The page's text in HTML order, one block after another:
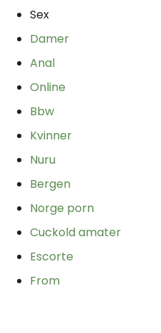
Sex
Damer
Anal
Online
Bbw
Kvinner
Nuru
Bergen
Norge porn
Cuckold amater
Escorte
From